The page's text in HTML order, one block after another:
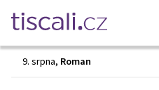
9. srpna, Roman